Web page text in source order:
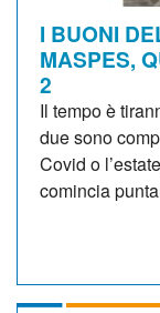
I BUONI
MASPES,
2
Il tempo è
due sono
Covid o
comincia